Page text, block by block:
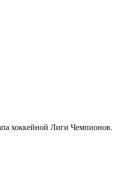
хоккейной Лиги Чемпионов.